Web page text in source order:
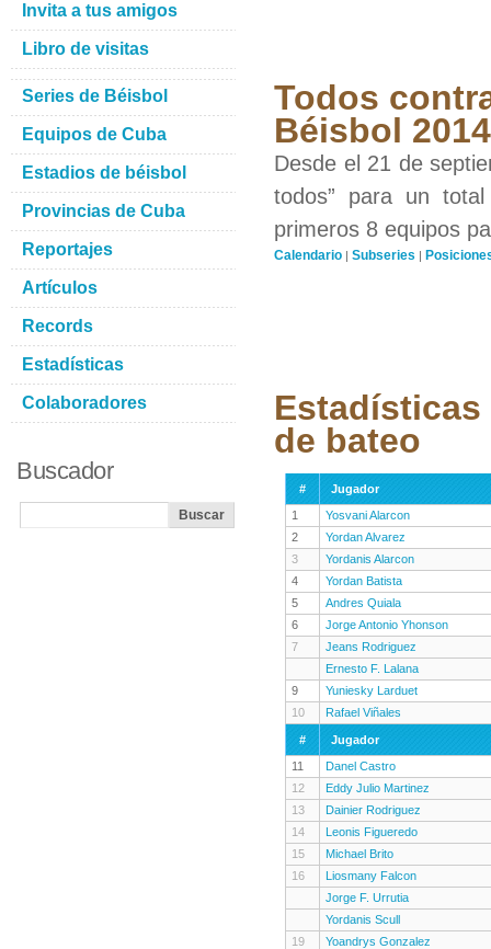
Todos
Béisbol
Desde el 21 de
todos” para un
primeros 8 equipos
Calendario | Subseries |
Estadísticas
de bateo
#
Jugador
1
Yosvani Alarcon
2
Yordan Alvarez
3
Yordanis Alarcon
4
Yordan Batista
5
Andres Quiala
6
Jorge Antonio Yhonson
7
Jeans Rodriguez
Ernesto F. Lalana
9
Yuniesky Larduet
10
Rafael Viñales
#
Jugador
11
Danel Castro
12
Eddy Julio Martinez
13
Dainier Rodriguez
14
Leonis Figueredo
15
Michael Brito
16
Liosmany Falcon
Jorge F. Urrutia
Yordanis Scull
19
Yoandrys Gonzalez
Invita a tus amigos
Libro de visitas
Series de Béisbol
Equipos de Cuba
Estadios de béisbol
Provincias de Cuba
Reportajes
Artículos
Records
Estadísticas
Colaboradores
Buscador